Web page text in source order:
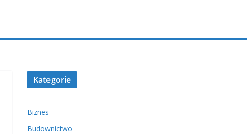
Kategorie
Biznes
Budownictwo